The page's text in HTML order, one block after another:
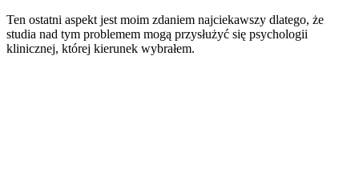
Ten ostatni aspekt jest moim zdaniem najciekawszy dlatego, że
studia nad tym problemem mogą przysłużyć się psychologii
klinicznej, której kierunek wybrałem.